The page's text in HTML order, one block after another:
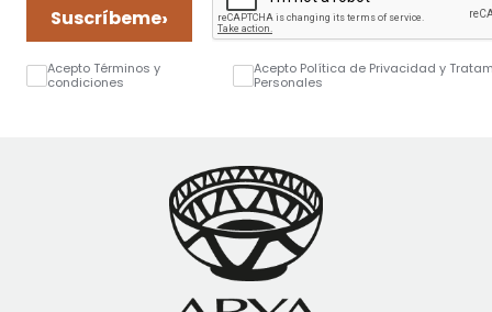
Suscríbeme›
Acepto Términos y
condiciones
Acepto Política de Privacidad y
Personales